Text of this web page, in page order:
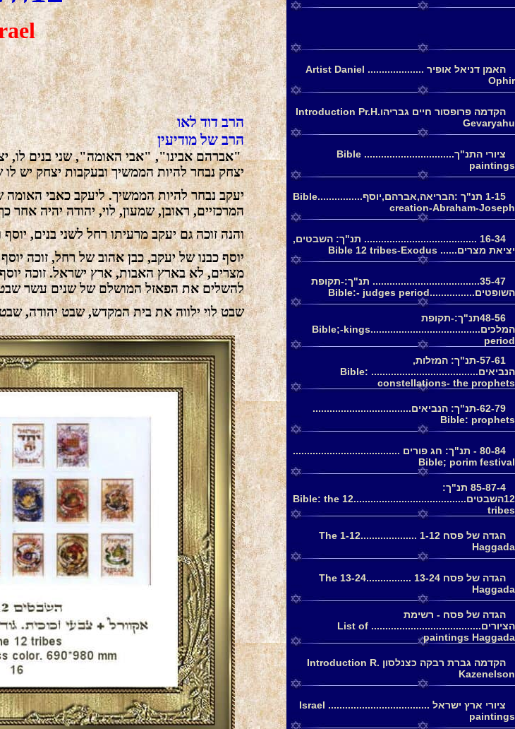
האמן דניאל אופיר .................... Artist Daniel
Ophir
הקדמה פרופסור חיים גבריהוIntroduction Pr.H.
Gevaryahu
ציורי התנ"ך................................ Bible
paintings
1-15 תנ"ך :הבריאה,אברהם,יוסף................Bible
creation-Abraham-Joseph
16-34 ........................................ תנ"ך: השבטים,
יציאת מצרים...... Bible 12 tribes-Exodus
35-47...................................... תנ"ך:-תקופת
השופטים................Bible:- judges period
48-56תנ"ך:-תקופת
המלכים.......................................Bible;-kings
period
57-61-תנ"ך: המזלות,
הנביאים...................................... Bible:
constellations- the prophets
62-79-תנ"ך: הנביאים...................................
Bible: prophets
80-84 - תנ"ך: חג פורים ......................................
Bible; porim festival
85-87-4 תנ"ך:
12השבטים........................................Bible: the 12
tribes
הגדה של פסח 1-12 ....................1-12 The
Haggada
הגדה של פסח 13-24 ................13-24 The
Haggada
הגדה של פסח - רשימת
הציורים....................................... List of
paintings Haggada
הקדמה גברת רבקה כצנלסון Introduction R.
Kazenelson
ציורי ארץ ישראל .................................... Israel
paintings
הרב דוד לאו
הרב של מודיעין
"אברהם אבינו", "אבי האומה", שני בנים לו,
יצחק נבחר להיות הממשיך ובעקבות יצחק יש לו
יעקב נבחר להיות הממשיך. ליעקב כאבי
המרכזיים, ראובן, שמעון, לוי, יהודה יהיה
והנה זוכה גם יעקב מרעיתו רחל לשני בנים, יוסף
יוסף כבנו של יעקב, כבן אהוב של רחל, זוכה
מצרים, לא בארץ האבות, ארץ ישראל. זוכה
להשלים את הפאזל המושלם של שנים עשר
שבט לוי ילווה את בית המקדש, שבט יהודה,